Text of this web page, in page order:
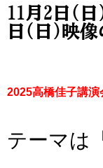
11月2日(
日(日)映像
2025高橋佳子講演
テーマは